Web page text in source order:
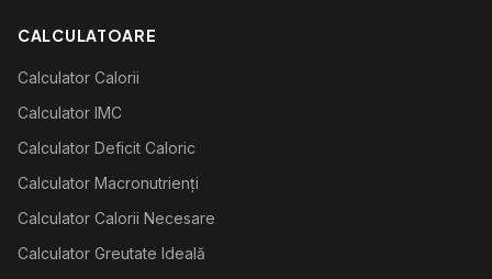
CALCULATOARE
Calculator Calorii
Calculator IMC
Calculator Deficit Caloric
Calculator Macronutrienți
Calculator Calorii Necesare
Calculator Greutate Ideală